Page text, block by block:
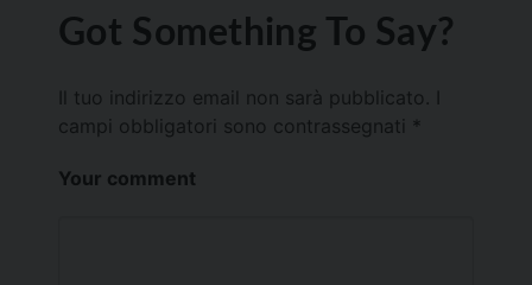
Got Something To Say?
Il tuo indirizzo email non sarà pubblicato.
campi obbligatori sono contrassegnati *
Your comment